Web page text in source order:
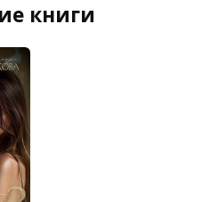
книги